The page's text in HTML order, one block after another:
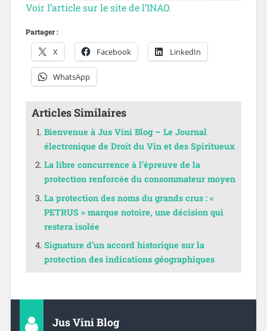
Voir l’article sur le site de l’INAO.
Partager :
X Facebook LinkedIn
WhatsApp
Articles Similaires
Bienvenue à Jus Vini Blog – Le Journal
électronique de Droit du Vin et des Spiritueux
La libre concurrence à l’épreuve de la
protection renforcée du consommateur moyen
La protection des noms du grands crus : «
PETRUS » marque notoire, une décision qui
restera isolée
Signature d’un accord historique sur la
protection des indications géographiques
Jus Vini Blog